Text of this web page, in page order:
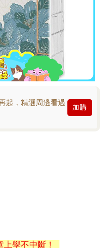
起，精選周邊看過
加購
學不中斷！